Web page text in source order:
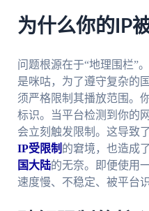
为什么你的IP
问题根源在于“地理围栏”
是咪咕，为了遵守复杂的
须严格限制其播放范围。
标识。当平台检测到你的
会立刻触发限制。这导致了
IP受限制 的窘境，也造成了
国大陆的无奈。即便使用
速度慢、不稳定、被平台